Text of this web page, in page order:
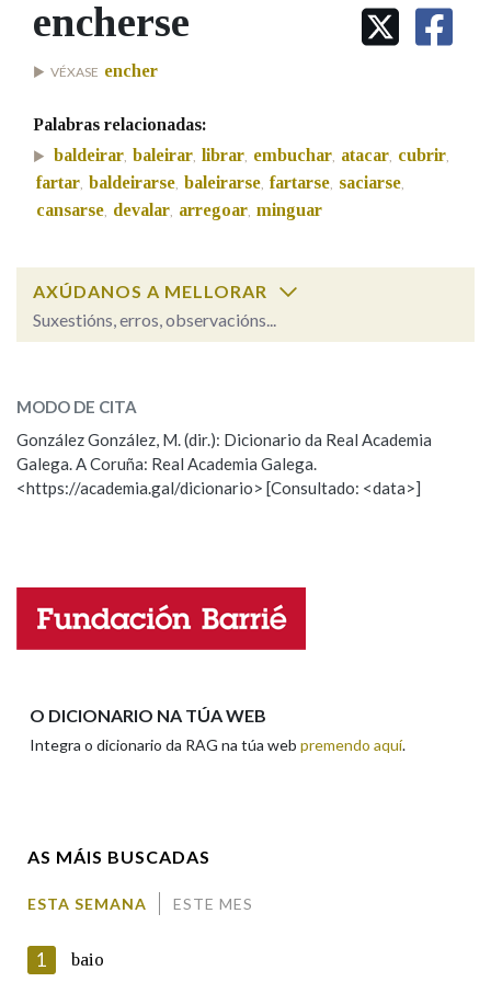
IDENTIDADE CORPORATIVA
MARCIAL DEL ADALID
FIGURAS HOMENAXEADAS
PORTAL DAS PALABRAS
Facebook
TwitterYoutubeInstagram
Bluesky
BUSCAR NOS LEMAS
Comeza por
Remata por
BUSCAR NO CONTIDO
Nos exemplos
OUTRAS OPCIÓNS DE BUSCA
encherse
VÉXASE encher
Palabras relacionadas:
baldeirar, baleirar, librar, embuchar, atacar, cubrir,
fartar, baldeirarse, baleirarse, fartarse, saciarse,
cansarse, devalar, arregoar, minguar
AXÚDANOS A MELLORAR
Suxestións, erros, observacións...
ESCOLLE UNHA OPCIÓN:
Observación Hai un erro na palabra
Propoño mellorar a definición
Nome
MODO DE CITA
González González, M. (dir.): Dicionario da Real Academia
Galega. A Coruña: Real Academia Galega.
<https://academia.gal/dicionario> [Consultado: <data>]
O DICIONARIO NA TÚA WEB
Integra o dicionario da RAG na túa web premendo aquí.
AS MÁIS BUSCADAS
ESTA SEMANA ESTE MES
1 baio